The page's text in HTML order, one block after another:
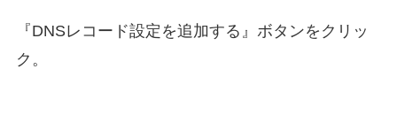
『DNSレコード設定を追加する』ボタンをクリッ
ク。